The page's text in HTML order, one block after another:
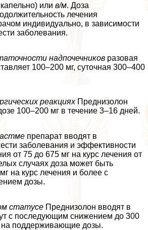
или в/м. Доза
лечения
индивидуально, в зависимости
заболевания.
надпочечников разовая
100–200 мг, суточная 300–400
реакцияхПреднизолон
100–200 мг в течение 3–16 дней.
препарат вводят в
заболевания и эффективности
от 75 до 675 мг на курс лечения от
случаях доза может быть
на курс лечения и более с
дозы.
статусе Преднизолон вводят в
с последующим снижением до 300
на поддерживающие дозы.